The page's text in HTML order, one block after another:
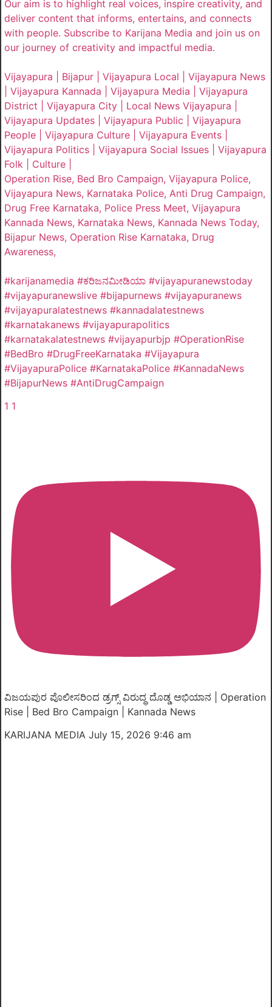
Our aim is to highlight real voices, inspire creativity, and
deliver content that informs, entertains, and connects
with people. Subscribe to Karijana Media and join us on
our journey of creativity and impactful media.
Vijayapura | Bijapur | Vijayapura Local | Vijayapura News
| Vijayapura Kannada | Vijayapura Media | Vijayapura
District | Vijayapura City | Local News Vijayapura |
Vijayapura Updates | Vijayapura Public | Vijayapura
People | Vijayapura Culture | Vijayapura Events |
Vijayapura Politics | Vijayapura Social Issues | Vijayapura
Folk | Culture |
Operation Rise, Bed Bro Campaign, Vijayapura Police,
Vijayapura News, Karnataka Police, Anti Drug Campaign,
Drug Free Karnataka, Police Press Meet, Vijayapura
Kannada News, Karnataka News, Kannada News Today,
Bijapur News, Operation Rise Karnataka, Drug
Awareness,
#karijanamedia #ಕರಿಜನಮೀಡಿಯಾ #vijayapuranewstoday
#vijayapuranewslive #bijapurnews #vijayapuranews
#vijayapuralatestnews #kannadalatestnews
#karnatakanews #vijayapurapolitics
#karnatakalatestnews #vijayapurbjp #OperationRise
#BedBro #DrugFreeKarnataka #Vijayapura
#VijayapuraPolice #KarnatakaPolice #KannadaNews
#BijapurNews #AntiDrugCampaign
1 1
ವಿಜಯಪುರ ಪೊಲೀಸರಿಂದ ಡ್ರಗ್ಸ್ ವಿರುದ್ಧ ದೊಡ್ಡ ಅಭಿಯಾನ | Operation
Rise | Bed Bro Campaign | Kannada News
KARIJANA MEDIA July 15, 2026 9:46 am